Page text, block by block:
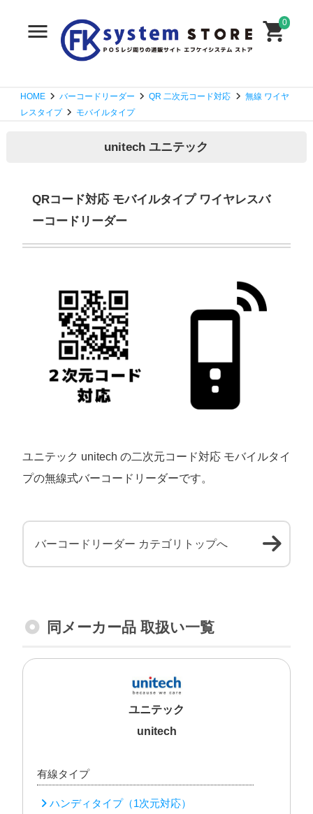
0
HOME バーコードリーダー QR 二次元コード対応
無線 ワイヤ
レスタイプ
モバイルタイプ
unitech ユニテック
QRコード対応 モバイルタイプ ワイヤレスバ
ーコードリーダー
ユニテック unitech の二次元コード対応 モバイルタイ
プの無線式バーコードリーダーです。
バーコードリーダー カテゴリトップへ
同メーカー品 取扱い一覧
ユニテック
unitech
有線タイプ
ハンディタイプ（1次元対応）